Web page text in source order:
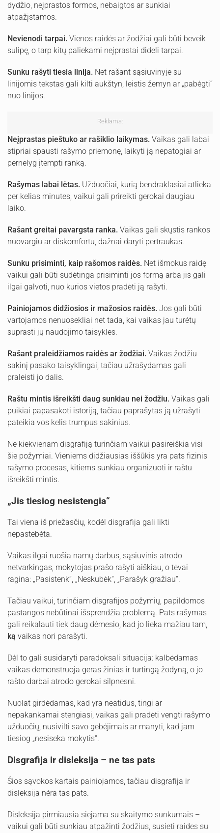
dydžio, neįprastos formos, nebaigtos ar sunkiai
atpažįstamos.
Nevienodi tarpai. Vienos raidės ar žodžiai gali būti beveik
sulipę, o tarp kitų paliekami neįprastai dideli tarpai.
Sunku rašyti tiesia linija. Net rašant sąsiuvinyje su
linijomis tekstas gali kilti aukštyn, leistis žemyn ar „pabėgti“
nuo linijos.
Reklama:
Neįprastas pieštuko ar rašiklio laikymas. Vaikas gali labai
stipriai spausti rašymo priemonę, laikyti ją nepatogiai ar
pernelyg įtempti ranką.
Rašymas labai lėtas. Užduočiai, kurią bendraklasiai atlieka
per kelias minutes, vaikui gali prireikti gerokai daugiau
laiko.
Rašant greitai pavargsta ranka. Vaikas gali skųstis rankos
nuovargiu ar diskomfortu, dažnai daryti pertraukas.
Sunku prisiminti, kaip rašomos raidės. Net išmokus raidę
vaikui gali būti sudėtinga prisiminti jos formą arba jis gali
ilgai galvoti, nuo kurios vietos pradėti ją rašyti.
Painiojamos didžiosios ir mažosios raidės. Jos gali būti
vartojamos nenuosekliai net tada, kai vaikas jau turėtų
suprasti jų naudojimo taisykles.
Rašant praleidžiamos raidės ar žodžiai. Vaikas žodžiu
sakinį pasako taisyklingai, tačiau užrašydamas gali
praleisti jo dalis.
Raštu mintis išreikšti daug sunkiau nei žodžiu. Vaikas gali
puikiai papasakoti istoriją, tačiau paprašytas ją užrašyti
pateikia vos kelis trumpus sakinius.
Ne kiekvienam disgrafiją turinčiam vaikui pasireiškia visi
šie požymiai. Vieniems didžiausias iššūkis yra pats fizinis
rašymo procesas, kitiems sunkiau organizuoti ir raštu
išreikšti mintis.
„Jis tiesiog nesistengia“
Tai viena iš priežasčių, kodėl disgrafija gali likti
nepastebėta.
Vaikas ilgai ruošia namų darbus, sąsiuvinis atrodo
netvarkingas, mokytojas prašo rašyti aiškiau, o tėvai
ragina: „Pasistenk“, „Neskubėk“, „Parašyk gražiau“.
Tačiau vaikui, turinčiam disgrafijos požymių, papildomos
pastangos nebūtinai išsprendžia problemą. Pats rašymas
gali reikalauti tiek daug dėmesio, kad jo lieka mažiau tam,
ką vaikas nori parašyti.
Dėl to gali susidaryti paradoksali situacija: kalbėdamas
vaikas demonstruoja geras žinias ir turtingą žodyną, o jo
rašto darbai atrodo gerokai silpnesni.
Nuolat girdėdamas, kad yra neatidus, tingi ar
nepakankamai stengiasi, vaikas gali pradėti vengti rašymo
užduočių, nusivilti savo gebėjimais ar manyti, kad jam
tiesiog „nesiseka mokytis“.
Disgrafija ir disleksija – ne tas pats
Šios sąvokos kartais painiojamos, tačiau disgrafija ir
disleksija nėra tas pats.
Disleksija pirmiausia siejama su skaitymo sunkumais –
vaikui gali būti sunkiau atpažinti žodžius, susieti raides su